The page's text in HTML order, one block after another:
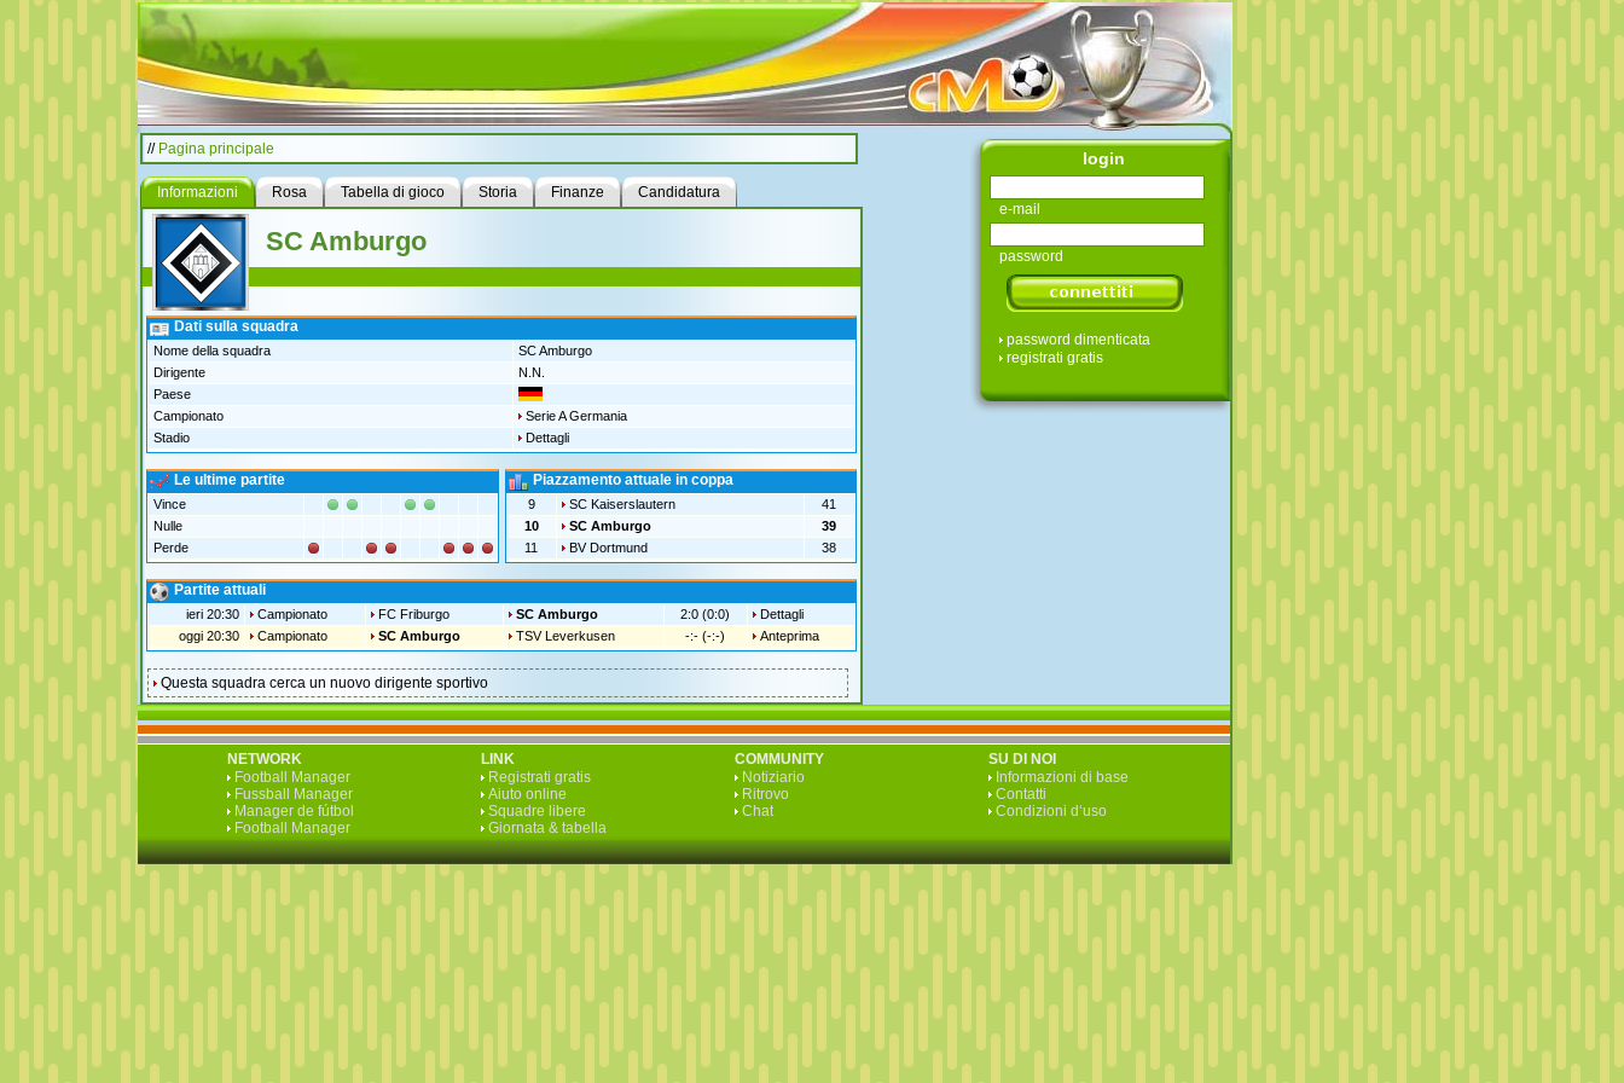
// Pagina principale
Informazioni Rosa Tabella di gioco Storia Finanze Candidatura
SC Amburgo
Dati sulla squadra
Nome della squadra
SC Amburgo
Dirigente
N.N.
Paese
Campionato
Serie A Germania
Stadio
Dettagli
Le ultime partite
Vince
Nulle
Perde
Piazzamento attuale in coppa
9 SC Kaiserslautern
41
10
SC Amburgo
39
11
BV Dortmund 38
Partite attuali
ieri 20:30 Campionato FC Friburgo SC Amburgo 2:0 (0:0)
Dettagli
oggi 20:30
Campionato SC Amburgo TSV Leverkusen -:- (-:-) Anteprima
Questa squadra cerca un nuovo dirigente sportivo
login
e-mail
password
password dimenticata
registrati gratis
NETWORK
Football Manager
Fussball Manager
Manager de fútbol
Football Manager
LINK
Registrati gratis
Aiuto online
Squadre libere
Giornata & tabella
COMMUNITY
Notiziario
Ritrovo
Chat
SU DI NOI
Informazioni di base
Contatti
Condizioni d‘uso